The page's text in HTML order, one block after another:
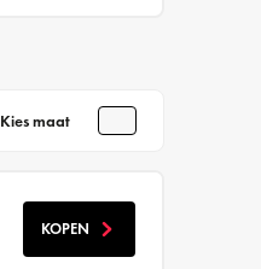
Kies maat
KOPEN